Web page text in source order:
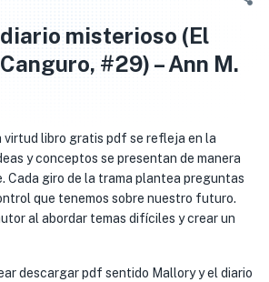
misterioso (El
#29) – Ann M.
virtud libro gratis pdf se refleja en la
y conceptos se presentan de manera
Cada giro de la trama plantea preguntas
que tenemos sobre nuestro futuro.
al abordar temas difíciles y crear un
descargar pdf sentido Mallory y el diario